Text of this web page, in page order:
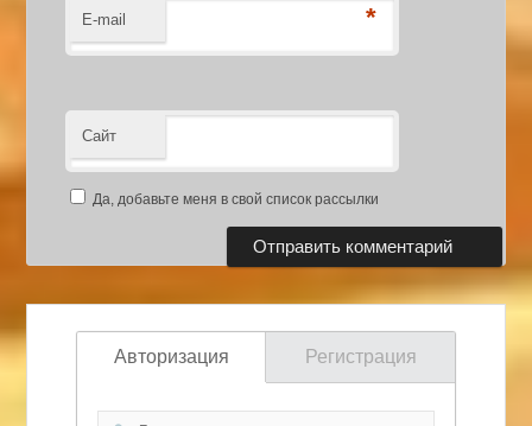
E-mail *
Сайт
Да, добавьте меня в свой список рассылки
Авторизация Регистрация